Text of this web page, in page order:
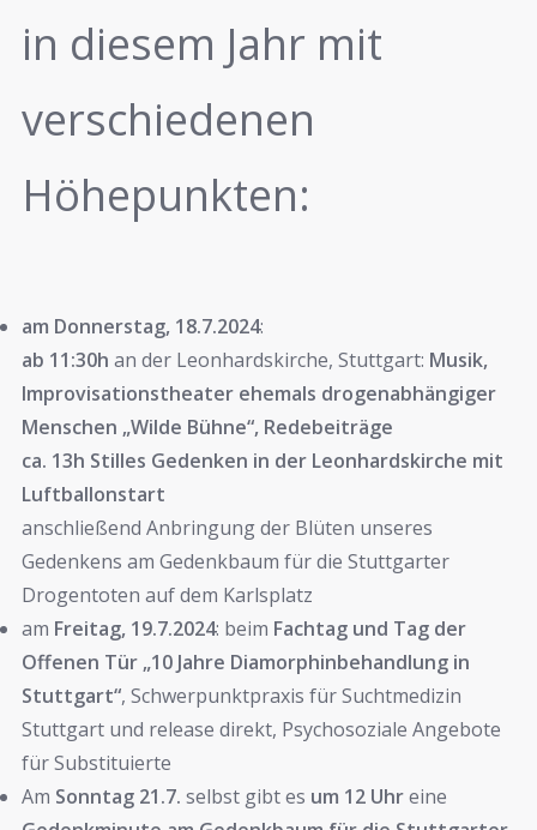
in diesem Jahr mit
verschiedenen
Höhepunkten:
am Donnerstag, 18.7.2024:
ab 11:30h an der Leonhardskirche, Stuttgart: Musik,
Improvisationstheater ehemals drogenabhängiger
Menschen „Wilde Bühne“, Redebeiträge
ca. 13h Stilles Gedenken in der Leonhardskirche mit
Luftballonstart
anschließend Anbringung der Blüten unseres
Gedenkens am Gedenkbaum für die Stuttgarter
Drogentoten auf dem Karlsplatz
am Freitag, 19.7.2024: beim Fachtag und Tag der
Offenen Tür „10 Jahre Diamorphinbehandlung in
Stuttgart“, Schwerpunktpraxis für Suchtmedizin
Stuttgart und release direkt, Psychosoziale Angebote
für Substituierte
Am Sonntag 21.7. selbst gibt es um 12 Uhreine